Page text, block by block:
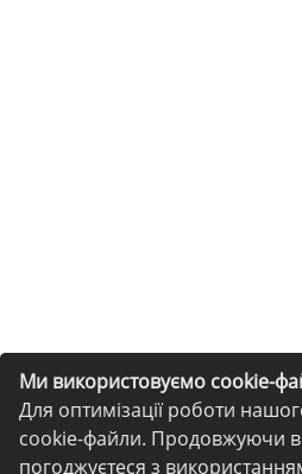
Ми використовуємо cookie-
Для оптимізації роботи
cookie-файли. Продовжуючи
погоджуєтеся з